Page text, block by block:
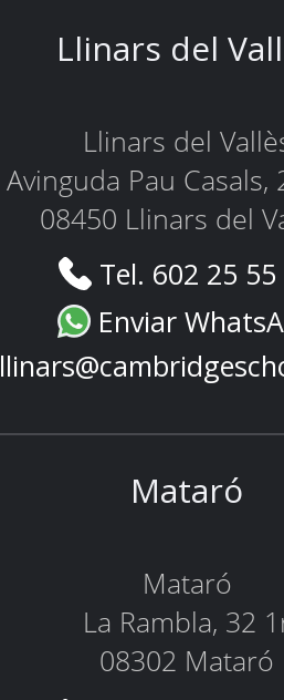
Llinars del
Llinars del
Avinguda Pau Casals,
08450 Llinars del
Tel. 602 25
Enviar
Mataró
Mataró
La Rambla, 32
08302 Mataró